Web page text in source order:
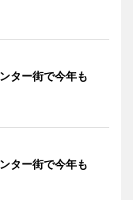
ター街で今年も
ター街で今年も